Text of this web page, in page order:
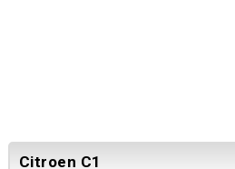
Citroen C1